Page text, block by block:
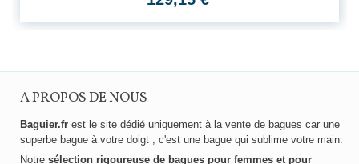
A PROPOS DE NOUS
Baguier.fr est le site dédié uniquement à la vente de bagues car une
superbe bague à votre doigt , c'est une bague qui sublime votre main.
Notre sélection rigoureuse de bagues pour femmes et pour